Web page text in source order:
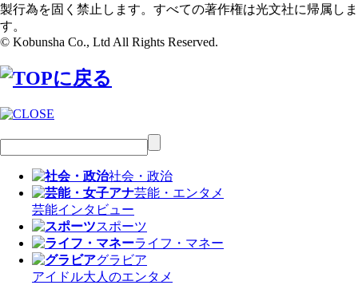
製行為を固く禁止します。すべての著作権は光文社に帰属しま
す。
© Kobunsha Co., Ltd All Rights Reserved.
社会・政治
芸能・エンタメ
芸能インタビュー
スポーツ
ライフ・マネー
グラビア
アイドル大人のエンタメ